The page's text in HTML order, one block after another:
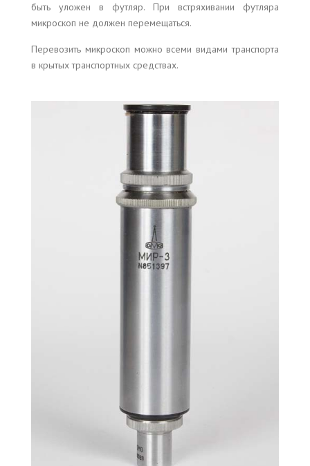
быть уложен в футляр. При встряхивании футляра
микроскоп не должен перемещаться.
Перевозить микроскоп можно всеми видами транспорта
в крытых транспортных средствах.